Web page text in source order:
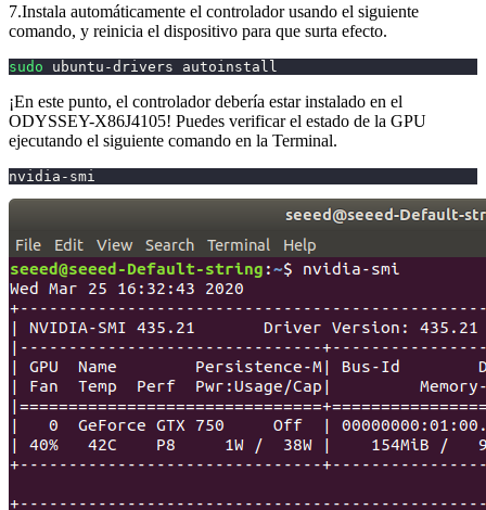
7.Instala automáticamente el controlador usando el siguiente
comando, y reinicia el dispositivo para que surta efecto.
sudo ubuntu-drivers autoinstall
¡En este punto, el controlador debería estar instalado en el
ODYSSEY-X86J4105! Puedes verificar el estado de la GPU
ejecutando el siguiente comando en la Terminal.
nvidia-smi